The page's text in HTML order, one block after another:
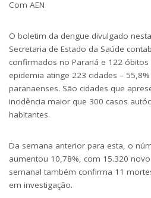
Com AEN
O boletim da dengue divulgado
Secretaria de Estado da Saúde
confirmados no Paraná e 122
epidemia atinge 223 cidades –
paranaenses. São cidades que
incidência maior que 300 casos
habitantes.
Da semana anterior para esta, o
aumentou 10,78%, com 15.320
semanal também confirma 11
em investigação.